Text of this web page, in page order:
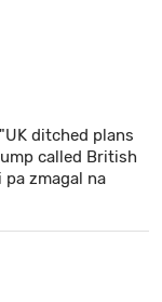
ditched plans
called British
pa zmagal na